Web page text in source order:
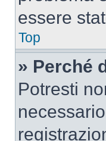
essere
Top
» Perché
Potresti